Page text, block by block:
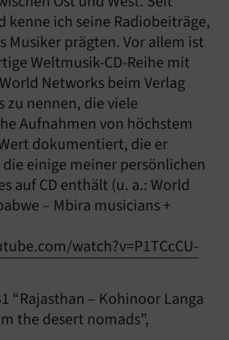
kenne ich seine Radiobeiträge,
Musiker prägten. Vor allem ist
Weltmusik-CD-Reihe mit
Networks beim Verlag
zu nennen, die viele
Aufnahmen von höchstem
dokumentiert, die er
einige meiner persönlichen
auf CD enthält (u. a.: World
– Mbira musicians +
watch?v=P1TCcCU-
“Rajasthan – Kohinoor Langa
the desert nomads”,